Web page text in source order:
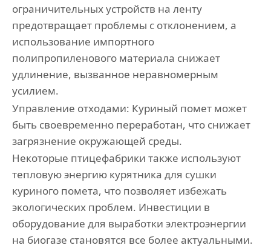
ограничительных устройств на ленту
предотвращает проблемы с отклонением, а
использование импортного
полипропиленового материала снижает
удлинение, вызванное неравномерным
усилием.
Управление отходами: Куриный помет может
быть своевременно переработан, что снижает
загрязнение окружающей среды.
Некоторые птицефабрики также используют
тепловую энергию курятника для сушки
куриного помета, что позволяет избежать
экологических проблем. Инвестиции в
оборудование для выработки электроэнергии
на биогазе становятся все более актуальными.